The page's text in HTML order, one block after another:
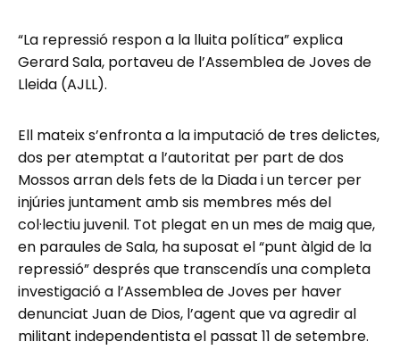
“La repressió respon a la lluita política” explica
Gerard Sala, portaveu de l’Assemblea de Joves de
Lleida (AJLL).
Ell mateix s’enfronta a la imputació de tres delictes,
dos per atemptat a l’autoritat per part de dos
Mossos arran dels fets de la Diada i un tercer per
injúries juntament amb sis membres més del
col·lectiu juvenil. Tot plegat en un mes de maig que,
en paraules de Sala, ha suposat el “punt àlgid de la
repressió” després que transcendís una completa
investigació a l’Assemblea de Joves per haver
denunciat Juan de Dios, l’agent que va agredir al
militant independentista el passat 11 de setembre.